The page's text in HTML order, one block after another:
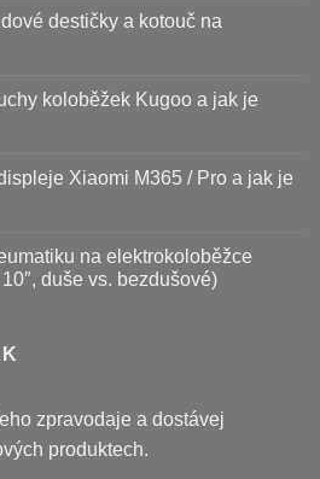
destičky a kotouč na
koloběžek Kugoo a jak je
Xiaomi M365 / Pro a jak je
na elektrokoloběžce
duše vs. bezdušové)
zpravodaje a dostávej
produktech.